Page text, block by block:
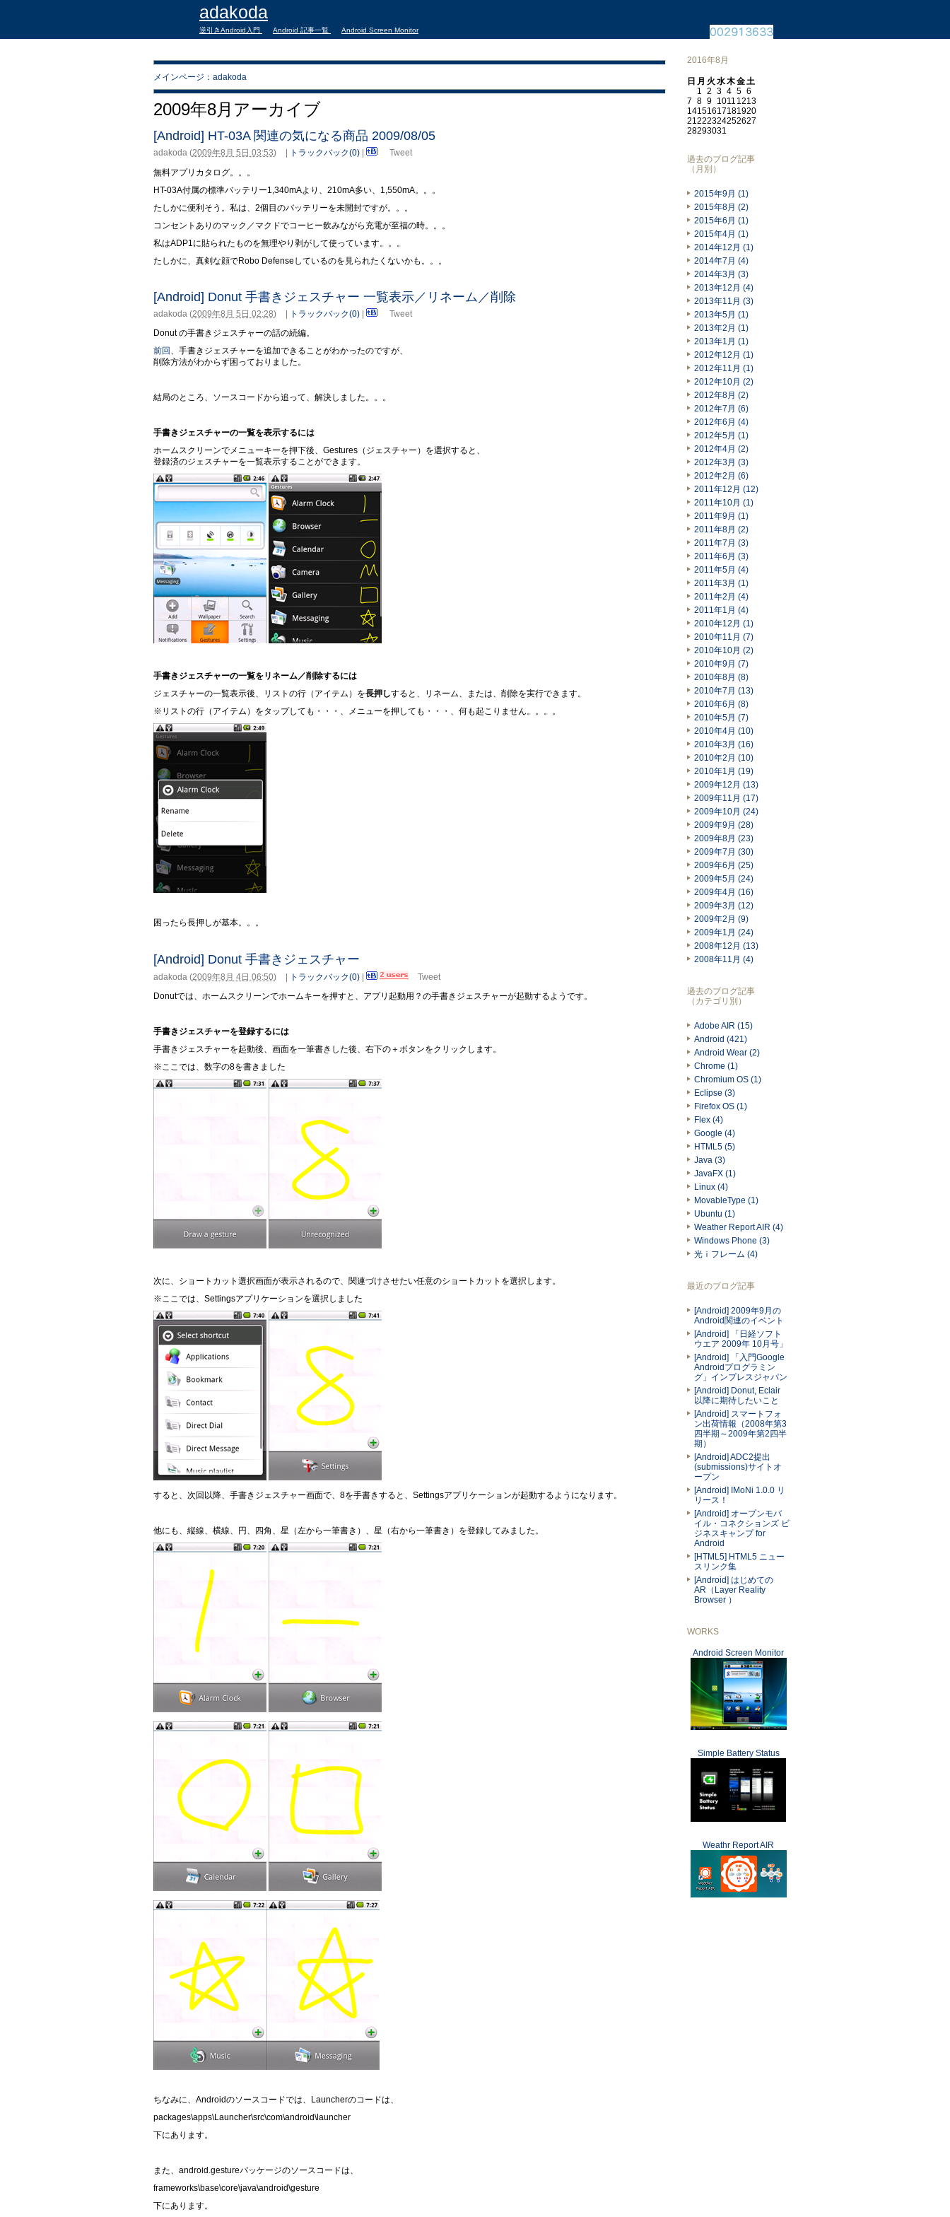
adakoda
逆引きAndroid入門 Android 記事一覧 Android Screen Monitor
メインページ：adakoda
2009年8月アーカイブ
[Android] HT-03A 関連の気になる商品 2009/08/05
adakoda (2009年8月 5日 03:53) トラックバック(0)
Tweet
無料アプリカタログ。。。
HT-03A付属の標準バッテリー1,340mAより、210mA多い、1,550mA。。。
たしかに便利そう。私は、2個目のバッテリーを未開封ですが。。。
コンセントありのマック／マクドでコーヒー飲みながら充電が至福の時。。。
私はADP1に貼られたものを無理やり剥がして使っています。。。
たしかに、真剣な顔でRobo Defenseしているのを見られたくないかも。。。
[Android] Donut 手書きジェスチャー 一覧表示／リネーム／削除
adakoda (2009年8月 5日 02:28) | トラックバック(0) |
Tweet
Donut の手書きジェスチャーの話の続編。
前回 、手書きジェスチャーを追加できることがわかったのですが、
削除方法がわからず困っておりました。
結局のところ、ソースコードから追って、解決しました。。。
手書きジェスチャーの一覧を表示するには
ホームスクリーンでメニューキーを押下後、Gestures（ジェスチャー）を選択すると、
登録済のジェスチャーを一覧表示することができます。
手書きジェスチャーの一覧をリネーム／削除するには
ジェスチャーの一覧表示後、リストの行（アイテム）を長押しすると、リネーム、または、削除を実行できます。
※リストの行（アイテム）をタップしても・・・、メニューを押しても・・・、何も起こりません。。。。
困ったら長押しが基本。。。
[Android] Donut 手書きジェスチャー
adakoda (2009年8月 4日 06:50) | トラックバック(0) |
Tweet
Donutでは、ホームスクリーンでホームキーを押すと、アプリ起動用？の手書きジェスチャーが起動するようです。
手書きジェスチャーを登録するには
手書きジェスチャーを起動後、画面を一筆書きした後、右下の＋ボタンをクリックします。
※ここでは、数字の8を書きました
次に、ショートカット選択画面が表示されるので、関連づけさせたい任意のショートカットを選択します。
※ここでは、Settingsアプリケーションを選択しました
すると、次回以降、手書きジェスチャー画面で、8を手書きすると、Settingsアプリケーションが起動するようになります。
他にも、縦線、横線、円、四角、星（左から一筆書き）、星（右から一筆書き）を登録してみました。
ちなみに、Androidのソースコードでは、Launcherのコードは、
packages\apps\Launcher\src\com\android\launcher
下にあります。
また、android.gestureパッケージのソースコードは、
frameworks\base\core\java\android\gesture
下にあります。
2016年8月
日 月 火 水木金土
1 2 3 4 5 6
7 8 9 1011 1213
14151617181920
21222324252627
28293031
過去のブログ記事
（月別）
2015年9月 (1)
2015年8月 (2)
2015年6月 (1)
2015年4月 (1)
2014年12月 (1)
2014年7月 (4)
2014年3月 (3)
2013年12月 (4)
2013年11月 (3)
2013年5月 (1)
2013年2月 (1)
2013年1月 (1)
2012年12月 (1)
2012年11月 (1)
2012年10月 (2)
2012年8月 (2)
2012年7月 (6)
2012年6月 (4)
2012年5月 (1)
2012年4月 (2)
2012年3月 (3)
2012年2月 (6)
2011年12月 (12)
2011年10月 (1)
2011年9月 (1)
2011年8月 (2)
2011年7月 (3)
2011年6月 (3)
2011年5月 (4)
2011年3月 (1)
2011年2月 (4)
2011年1月 (4)
2010年12月 (1)
2010年11月 (7)
2010年10月 (2)
2010年9月 (7)
2010年8月 (8)
2010年7月 (13)
2010年6月 (8)
2010年5月 (7)
2010年4月 (10)
2010年3月 (16)
2010年2月 (10)
2010年1月 (19)
2009年12月 (13)
2009年11月 (17)
2009年10月 (24)
2009年9月 (28)
2009年8月 (23)
2009年7月 (30)
2009年6月 (25)
2009年5月 (24)
2009年4月 (16)
2009年3月 (12)
2009年2月 (9)
2009年1月 (24)
2008年12月 (13)
2008年11月 (4)
過去のブログ記事
（カテゴリ別）
Adobe AIR (15)
Android (421)
Android Wear (2)
Chrome (1)
Chromium OS (1)
Eclipse (3)
Firefox OS (1)
Flex (4)
Google (4)
HTML5 (5)
Java (3)
JavaFX (1)
Linux (4)
MovableType (1)
Ubuntu (1)
Weather Report AIR (4)
Windows Phone (3)
光ｉフレーム (4)
最近のブログ記事
[Android] 2009年9月の
Android関連のイベント
[Android] 「日経ソフト
ウエア 2009年 10月号」
[Android] 「入門Google
Androidプログラミン
グ」インプレスジャパン
[Android] Donut, Eclair
以降に期待したいこと
[Android] スマートフォ
ン出荷情報（2008年第3
四半期～2009年第2四半
期）
[Android] ADC2提出
(submissions)サイトオ
ープン
[Android] IMoNi 1.0.0 リ
リース！
[Android] オープンモバ
イル・コネクションズ ビ
ジネスキャンプ for
Android
[HTML5] HTML5 ニュー
スリンク集
[Android] はじめての
AR（Layer Reality
Browser ）
WORKS
Android Screen Monitor
Simple Battery Status
Weathr Report AIR